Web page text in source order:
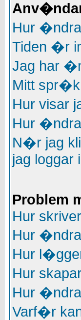
Hur
Tiden �r
Jag har
Mitt spr�k
Hur visar
Hur
N�r jag
jag loggar
Problem
Hur
Hur
Hur
Hur
Hur
Varf�r